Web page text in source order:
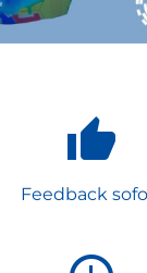
Feedback